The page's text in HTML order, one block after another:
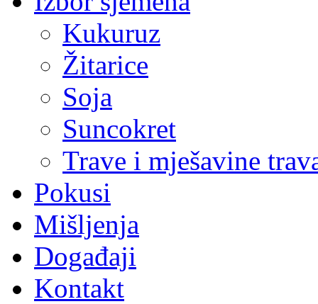
Kukuruz
Žitarice
Soja
Suncokret
Trave i mješavine
Pokusi
Mišljenja
Događaji
Kontakt